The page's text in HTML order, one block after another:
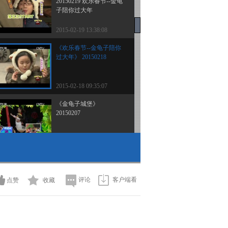
子陪你过大年
2015-02-19 13:38:08
《欢乐春节--金龟子陪你
过大年》 20150218
2015-02-18 09:35:07
《金龟子城堡》
20150207
2015-01-31 10:38:10
点赞 收藏 评论 客户端看